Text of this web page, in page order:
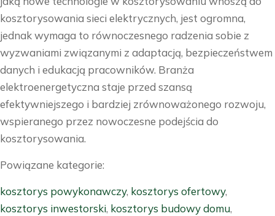
kosztorysowania sieci elektrycznych, jest ogromna,
jednak wymaga to równoczesnego radzenia sobie z
wyzwaniami związanymi z adaptacją, bezpieczeństwem
danych i edukacją pracowników. Branża
elektroenergetyczna staje przed szansą
efektywniejszego i bardziej zrównoważonego rozwoju,
wspieranego przez nowoczesne podejścia do
kosztorysowania.
Powiązane kategorie:
kosztorys powykonawczy, kosztorys ofertowy,
kosztorys inwestorski, kosztorys budowy domu,